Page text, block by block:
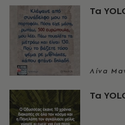
Τα
Λίνα
Τα